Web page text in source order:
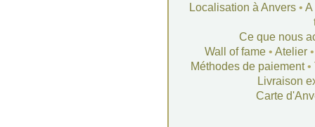
Localisation à Anvers• A
Ce que nous
Wall of fame• Atelier
Méthodes de paiement•
Livraison
Carte